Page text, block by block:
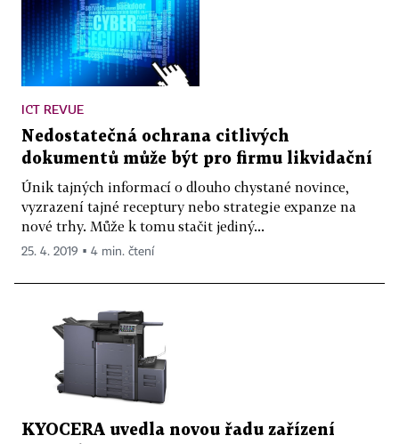
ICT REVUE
Nedostatečná ochrana citlivých
dokumentů může být pro firmu likvidační
Únik tajných informací o dlouho chystané novince,
vyzrazení tajné receptury nebo strategie expanze na
nové trhy. Může k tomu stačit jediný...
25. 4. 2019 ▪ 4 min. čtení
KYOCERA uvedla novou řadu zařízení